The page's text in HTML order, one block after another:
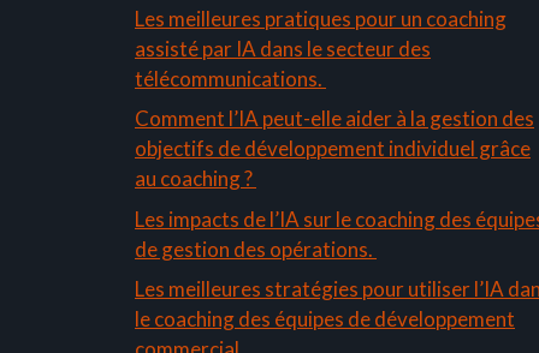
Les meilleures pratiques pour un coaching
assisté par IA dans le secteur des
télécommunications.
Comment l’IA peut-elle aider à la gestion des
objectifs de développement individuel grâce
au coaching ?
Les impacts de l’IA sur le coaching des
de gestion des opérations.
Les meilleures stratégies pour utiliser l’IA
le coaching des équipes de développement